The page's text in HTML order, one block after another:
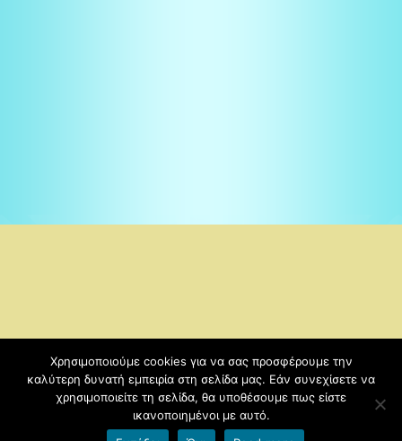
Copyright © 2026
1ο ΔΗΜΟΤΙΚΟ ΣΧΟΛΕΙΟ ΔΕΣΚΑΤΗΣ
ΓΡΕΒΕΝΩΝ. | Kids-education-sch by
Χρησιμοποιούμε cookies για να σας προσφέρουμε την
καλύτερη δυνατή εμπειρία στη σελίδα μας. Εάν συνεχίσετε να
χρησιμοποιείτε τη σελίδα, θα υποθέσουμε πως είστε
ικανοποιημένοι με αυτό.